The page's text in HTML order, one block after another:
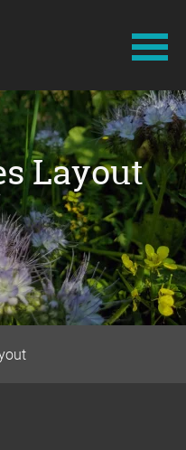
Layout